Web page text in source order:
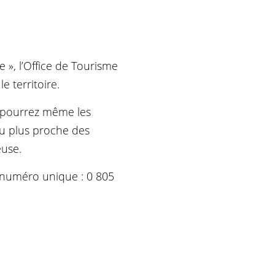
l’Office de Tourisme
territoire.
même les
plus proche des
unique : 0 805